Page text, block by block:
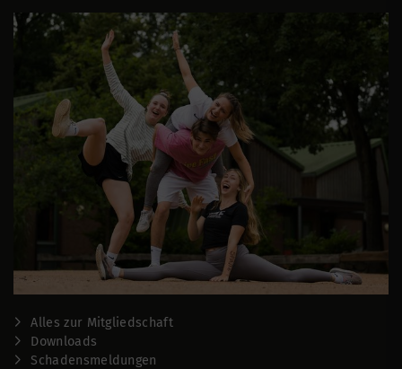
Alles zur Mitgliedschaft
Downloads
Schadensmeldungen